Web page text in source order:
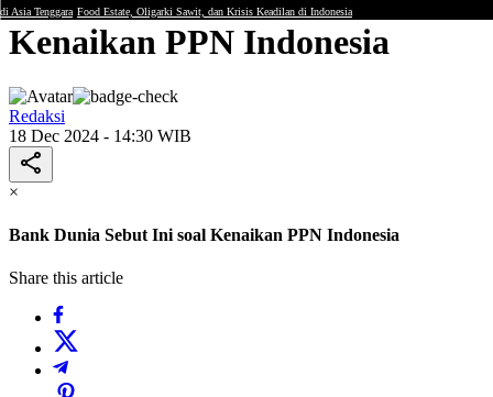
di Asia Tenggara Food Estate, Oligarki Sawit, dan Krisis Keadilan di Indonesia
Kenaikan PPN Indonesia
Redaksi
18 Dec 2024 - 14:30 WIB
×
Bank Dunia Sebut Ini soal Kenaikan PPN Indonesia
Share this article